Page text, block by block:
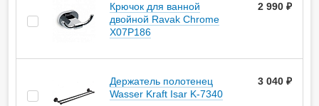
Крючок для ванной
двойной Ravak Chrome
X07P186
2 990
Держатель полотенец
Wasser Kraft Isar K-7340
3 040